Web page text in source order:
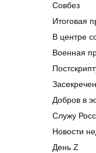
Совбез
Итоговая
В центре
Военная
Добров в
Служу
Новости
День Z